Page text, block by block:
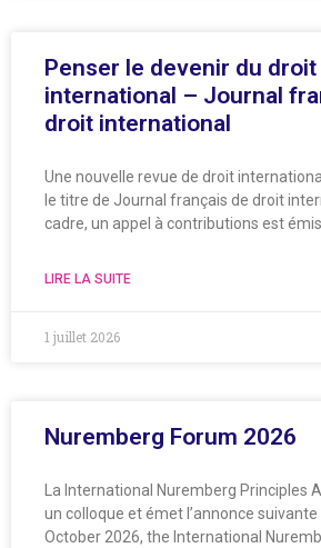
Penser le devenir du droit
international – Journal
droit international
Une nouvelle revue de droit
le titre de Journal français de droit
cadre, un appel à contributions est émis
LIRE LA SUITE
1 juillet 2026
Nuremberg Forum 2026
La International Nuremberg Principles
un colloque et émet l’annonce
October 2026, the International